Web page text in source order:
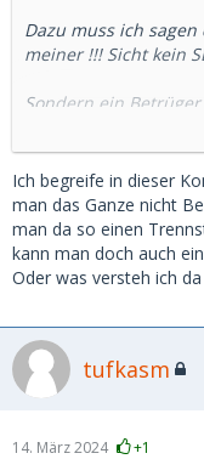
Dazu muss ich
meiner !!! Sicht kein
Sondern ein
als SB grundsätzlich
wieder 80 % des
wohlgemerkt das ist
was er will.
Somit stellt sich
Bei meinen 2
mindestens 2 mal in
Schluss sind wir
Ich begreife in dieser
man das Ganze nicht
man da so einen
kann man doch auch
Oder was versteh ich da
tufkasm
14. März 2024 +1